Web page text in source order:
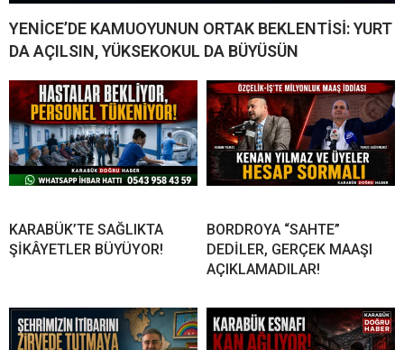
YENİCE’DE KAMUOYUNUN ORTAK BEKLENTİSİ: YURT
DA AÇILSIN, YÜKSEKOKUL DA BÜYÜSÜN
KARABÜK’TE SAĞLIKTA
ŞİKÂYETLER BÜYÜYOR!
BORDROYA “SAHTE”
DEDİLER, GERÇEK MAAŞI
AÇIKLAMADILAR!